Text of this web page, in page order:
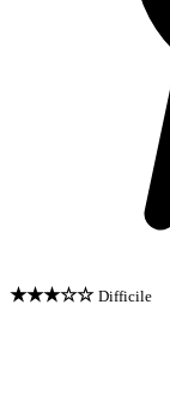
★★★☆☆ Difficile